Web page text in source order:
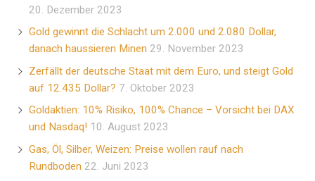
20. Dezember 2023
Gold gewinnt die Schlacht um 2.000 und 2.080 Dollar,
danach haussieren Minen 29. November 2023
Zerfällt der deutsche Staat mit dem Euro, und steigt Gold
auf 12.435 Dollar? 7. Oktober 2023
Goldaktien: 10% Risiko, 100% Chance – Vorsicht bei DAX
und Nasdaq! 10. August 2023
Gas, Öl, Silber, Weizen: Preise wollen rauf nach
Rundboden 22. Juni 2023